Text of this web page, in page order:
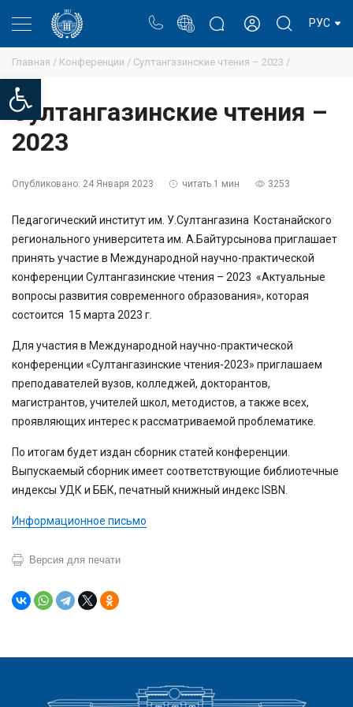
Open toolbar
РУС
Главная / Конференции / Султангазинские чтения – 2023 /
Султангазинские чтения –
2023
Опубликовано: 24 Января 2023 читать 1 мин 3253
Педагогический институт им. У.Султангазина Костанайского
регионального университета им. А.Байтурсынова приглашает
принять участие в Международной научно-практической
конференции Султангазинские чтения – 2023 «Актуальные
вопросы развития современного образования», которая
состоится 15 марта 2023 г.
Для участия в Международной научно-практической
конференции «Султангазинские чтения-2023» приглашаем
преподавателей вузов, колледжей, докторантов,
магистрантов, учителей школ, методистов, а также всех,
проявляющих интерес к рассматриваемой проблематике.
По итогам будет издан сборник статей конференции.
Выпускаемый сборник имеет соответствующие библиотечные
индексы УДК и ББК, печатный книжный индекс ISBN.
Информационное письмо
Версия для печати